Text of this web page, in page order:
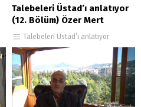
Talebeleri Üstad’ı anlatıyor
(12. Bölüm) Özer Mert
Talebeleri Üstad’ı anlatıyor